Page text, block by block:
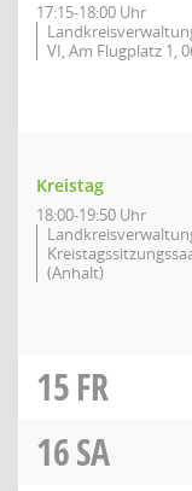
17:15-18:00 Uhr
VI, Am Flugplatz 1,
Kreistag
18:00-19:50 Uhr
(Anhalt)
15FR
16SA